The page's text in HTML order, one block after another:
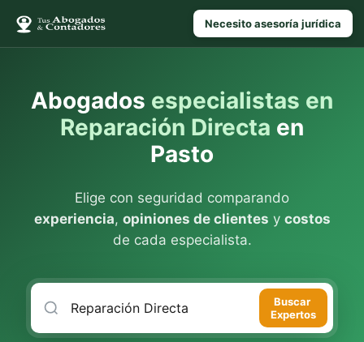
Necesito asesoría jurídica
Abogados especialistas en
Reparación Directa en
Pasto
Elige con seguridad comparando
experiencia, opiniones de clientes y costos
de cada especialista.
Buscar
Expertos